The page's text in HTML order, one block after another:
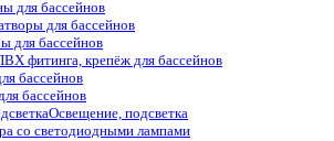
для бассейнов
для бассейнов
для бассейнов
фитинга, крепёж для бассейнов
бассейнов
бассейнов
Освещение, подсветка
со светодиодными лампами